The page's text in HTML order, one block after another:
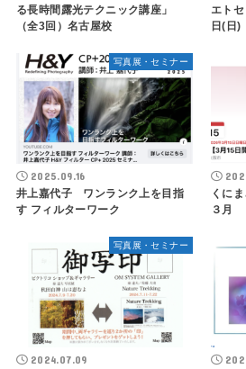
る長時間露光テクニック講座」
（全3回）名古屋校
エト
日(日)
写真展・セミナー
2025.09.16
井上嘉代子 ワンランク上を目指
す フィルターワーク
くに
３月
写真展・セミナー
2024.07.09